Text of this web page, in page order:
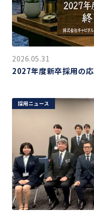
2026.05.31
2027年度新卒採用の
採用ニュース